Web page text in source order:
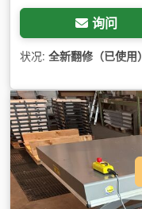
询问
状况: 全新翻修（已使用）